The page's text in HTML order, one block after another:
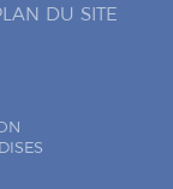
DU SITE